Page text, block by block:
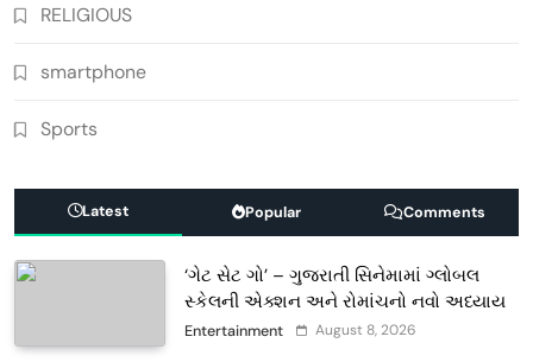
RELIGIOUS
smartphone
Sports
Latest Popular Comments
‘ગેટ સેટ ગો’ – ગુજરાતી સિનેમામાં ગ્લોબલ
સ્કેલની એક્શન અને રોમાંચનો નવો અધ્યાય
Entertainment August 8, 2026